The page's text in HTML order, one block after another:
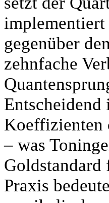
implementiert
gegenüber
zehnfache
Entscheidend
Koeffizienten
– was
Praxis